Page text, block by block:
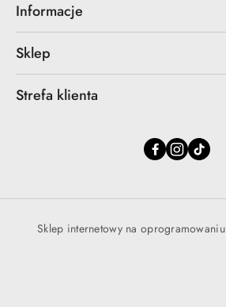
Informacje
Sklep
Strefa klienta
Sklep internetowy na oprogramowaniu